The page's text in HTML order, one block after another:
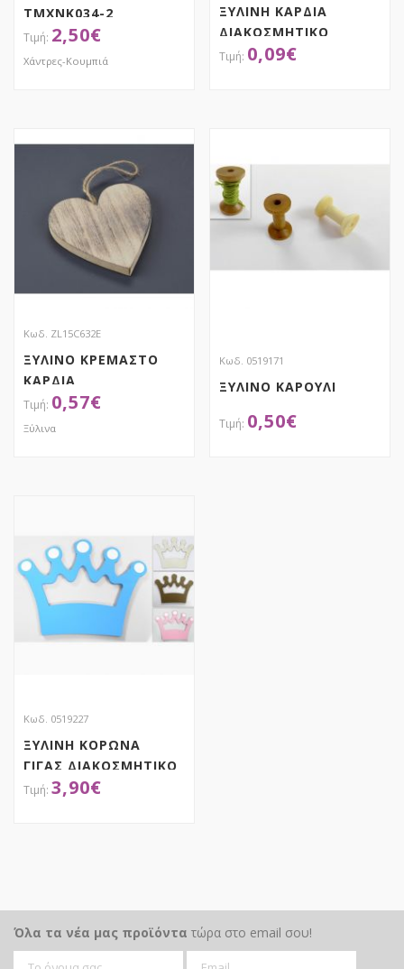
ΤΜΧNK034-2
2,50€
Χάντρες-Κουμπιά
ΞΥΛΙΝΗ ΚΑΡΔΙΑ
ΔΙΑΚΟΣΜΗΤΙΚΟ
0,09€
Κωδ. ZL15C632E
ΞΥΛΙΝΟ ΚΡΕΜΑΣΤΟ
ΚΑΡΔΙΑ
0,57€
Ξύλινα
Κωδ. 0519171
ΞΥΛΙΝΟ ΚΑΡΟΥΛΙ
0,50€
Κωδ. 0519227
ΞΥΛΙΝΗ ΚΟΡΩΝΑ
ΓΙΓΑΣ ΔΙΑΚΟΣΜΗΤΙΚΟ
3,90€
Όλα τα νέα μας προϊόντα τώρα στο email σου!